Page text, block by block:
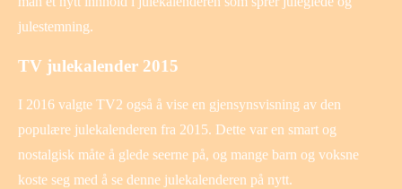
julestemning.
TV julekalender 2015
I 2016 valgte TV2 også å vise en gjensynsvisning av den
populære julekalenderen fra 2015. Dette var en smart og
nostalgisk måte å glede seerne på, og mange barn og voksne
koste seg med å se denne julekalenderen på nytt.